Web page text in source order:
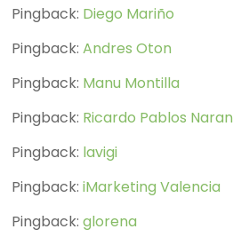
Pingback: Diego Mariño
Pingback:Andres Oton
Pingback: Manu Montilla
Pingback: Ricardo Pablos Naran
Pingback: lavigi
Pingback:iMarketing Valencia
Pingback:glorena